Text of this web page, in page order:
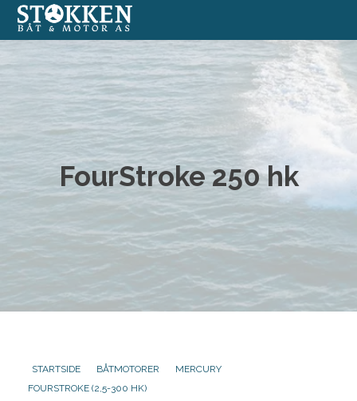
Båter
Annonserte båter
Båtverksted
Formidlingssalg
FourStroke 250 hk
STARTSIDE BÅTMOTORER
MERCURY
FOURSTROKE (2,5-300 HK)